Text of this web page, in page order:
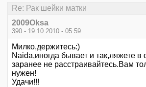
Re: Рак шейки матки
2009Oksa
390 - 19.10.2010 - 05:59
Милко,держитесь:)
Naida,иногда бывает и так,ляжете в
заранее не расстраивайтесь.Вам
нужен!
Удачи!!!